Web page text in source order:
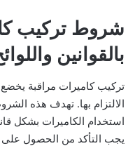
شروط تركيب
بالقوانين
تركيب كاميرات مراقبة
الالتزام بها. تهدف هذه
استخدام الكاميرات بشكل
يجب التأكد من الحصول على